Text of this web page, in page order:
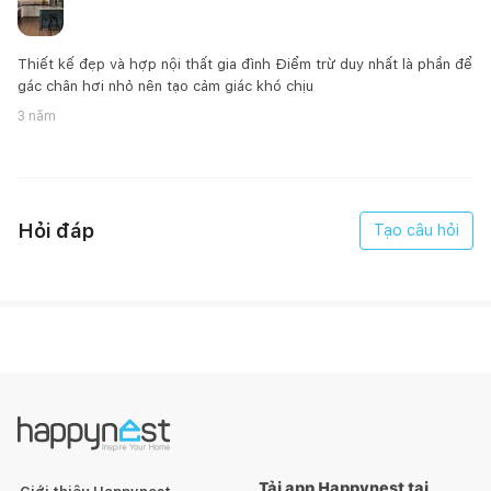
Thiết kế đẹp và hợp nội thất gia đình Điểm trừ duy nhất là phần để
gác chân hơi nhỏ nên tạo cảm giác khó chịu
3 năm
Hỏi đáp Tạo câu hỏi